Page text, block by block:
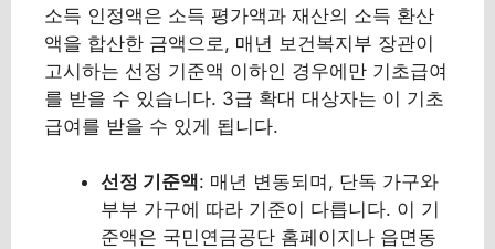
소득 인정액은 소득 평가액과 재산의 소득 환산
액을 합산한 금액으로, 매년 보건복지부 장관이
고시하는 선정 기준액 이하인 경우에만 기초급여
를 받을 수 있습니다. 3급 확대 대상자는 이 기초
급여를 받을 수 있게 됩니다.
선정 기준액: 매년 변동되며, 단독 가구와
부부 가구에 따라 기준이 다릅니다. 이 기
준액은 국민연금공단 홈페이지나 읍면동